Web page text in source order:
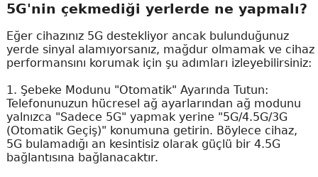
5G'nin çekmediği yerlerde ne yapmalı?
Eğer cihazınız 5G destekliyor ancak bulunduğunuz
yerde sinyal alamıyorsanız, mağdur olmamak ve cihaz
performansını korumak için şu adımları izleyebilirsiniz:
1. Şebeke Modunu "Otomatik" Ayarında Tutun:
Telefonunuzun hücresel ağ ayarlarından ağ modunu
yalnızca "Sadece 5G" yapmak yerine "5G/4.5G/3G
(Otomatik Geçiş)" konumuna getirin. Böylece cihaz,
5G bulamadığı an kesintisiz olarak güçlü bir 4.5G
bağlantısına bağlanacaktır.